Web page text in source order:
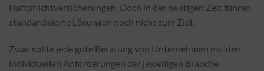
Haftpflichtversicherungen. Doch in der heutigen Zeit führen
standardisierte Lösungen noch nicht zum Ziel.
Zwar sollte jede gute Beratung von Unternehmen mit den
individuellen Anforderungen der jeweiligen Branche